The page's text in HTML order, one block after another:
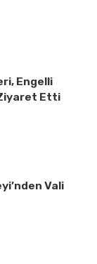
Engelli
Etti
Vali